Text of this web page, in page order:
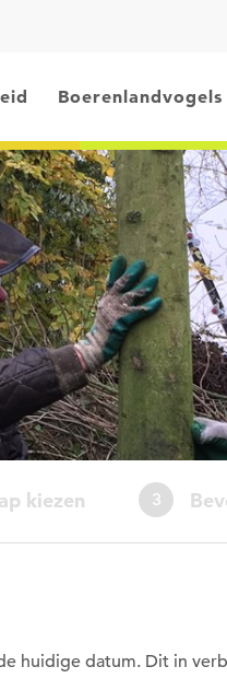
Boerenlandvogels
kiezen 3
huidige datum. Dit in